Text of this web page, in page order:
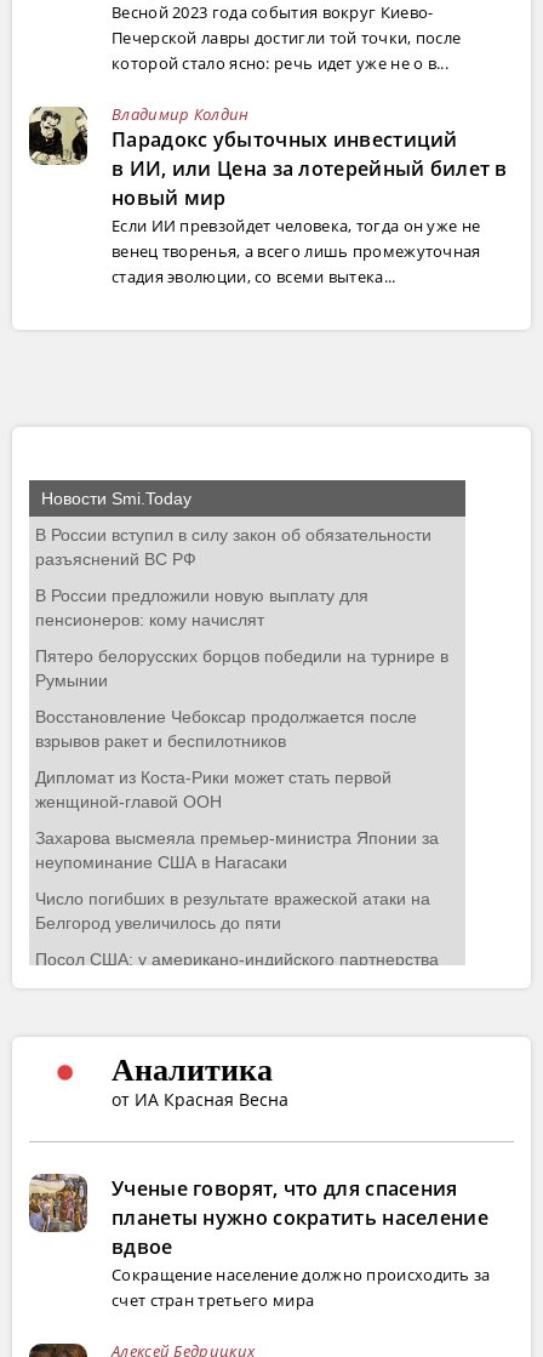
Весной 2023 года события вокруг Киево-
Печерской лавры достигли той точки, после
которой стало ясно: речь идет уже не о в...
Владимир Колдин
Парадокс убыточных инвестиций
в ИИ, или Цена за лотерейный билет в
новый мир
Если ИИ превзойдет человека, тогда он уже не
венец творенья, а всего лишь промежуточная
стадия эволюции, со всеми вытека...
Аналитика
от ИА Красная Весна
Ученые говорят, что для спасения
планеты нужно сократить население
вдвое
Сокращение население должно происходить за
счет стран третьего мира
Алексей Бедрицких